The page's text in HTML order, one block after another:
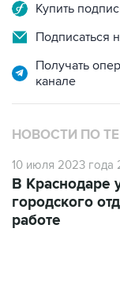
Купить
Подписаться
Получать
канале
НОВОСТИ ПО
10 июля 2023 года
В Краснодаре
городского
работе